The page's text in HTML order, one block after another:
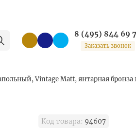
8 (495) 844 69
Заказать звонок
Vintage Matt, янтарная бронза
Код товара: 94607